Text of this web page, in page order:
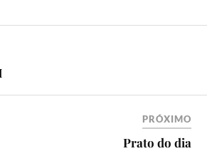
PRÓXIMO
Prato do dia